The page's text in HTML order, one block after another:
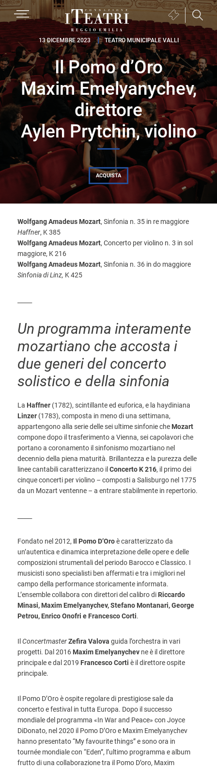
Passa
navigazione
primaria
Passa
contenuto
principale
Passa
piè
di
pagina
Fondazione
I
Teatri
Reggio
Emilia
Biglietteria
(si
apre
in
una
nuova
finestra)
13 DICEMBRE 2023 TEATRO MUNICIPALE VALLI
Il Pomo d’Oro
Maxim Emelyanychev,
direttore
Aylen Prytchin, violino
ACQUISTA
Wolfgang Amadeus Mozart, Sinfonia n. 35 in re maggiore
Haffner, K 385
Wolfgang Amadeus Mozart, Concerto per violino n. 3 in sol
maggiore, K 216
Wolfgang Amadeus Mozart, Sinfonia n. 36 in do maggiore
Sinfonia di Linz, K 425
Un programma interamente
mozartiano che accosta i
due generi del concerto
solistico e della sinfonia
La Haffner (1782), scintillante ed euforica, e la haydiniana
Linzer (1783), composta in meno di una settimana,
appartengono alla serie delle sei ultime sinfonie che Mozart
compone dopo il trasferimento a Vienna, sei capolavori che
portano a coronamento il sinfonismo mozartiano nel
decennio della piena maturità. Brillantezza e la purezza delle
linee cantabili caratterizzano il Concerto K 216, il primo dei
cinque concerti per violino – composti a Salisburgo nel 1775
da un Mozart ventenne – a entrare stabilmente in repertorio.
Fondato nel 2012, Il Pomo D’Oroè caratterizzato da
un’autentica e dinamica interpretazione delle opere e delle
composizioni strumentali del periodo Barocco e Classico. I
musicisti sono specialisti ben affermati e tra i migliori nel
campo della performance storicamente informata.
L’ensemble collabora con direttori del calibro di Riccardo
Minasi, Maxim Emelyanychev, Stefano Montanari, George
Petrou, Enrico Onofri e Francesco Corti.
Il ConcertmasterZefira Valova guida l’orchestra in vari
progetti. Dal 2016 Maxim Emelyanychev ne è il direttore
principale e dal 2019 Francesco Corti è il direttore ospite
principale.
Il Pomo D’Oro è ospite regolare di prestigiose sale da
concerto e festival in tutta Europa. Dopo il successo
mondiale del programma «In War and Peace» con Joyce
DiDonato, nel 2020 il Pomo D’Oro e Maxim Emelyanychev
hanno presentato “My favourite things” e sono ora in
tournée mondiale con “Eden”, l’ultimo programma e album
frutto di una collaborazione tra il Pomo D’oro, Maxim